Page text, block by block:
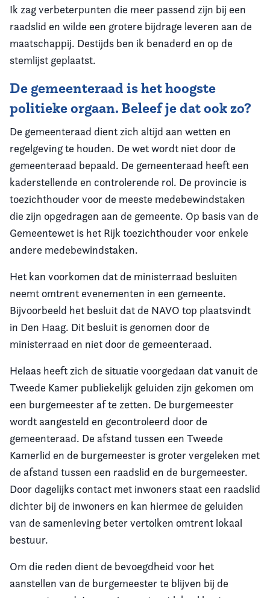
Ik zag verbeterpunten die meer passend zijn bij een
raadslid en wilde een grotere bijdrage leveren aan de
maatschappij. Destijds ben ik benaderd en op de
stemlijst geplaatst.
De gemeenteraad is het hoogste
politieke orgaan. Beleef je dat ook zo?
De gemeenteraad dient zich altijd aan wetten en
regelgeving te houden. De wet wordt niet door de
gemeenteraad bepaald. De gemeenteraad heeft een
kaderstellende en controlerende rol. De provincie is
toezichthouder voor de meeste medebewindstaken
die zijn opgedragen aan de gemeente. Op basis van de
Gemeentewet is het Rijk toezichthouder voor enkele
andere medebewindstaken.
Het kan voorkomen dat de ministerraad besluiten
neemt omtrent evenementen in een gemeente.
Bijvoorbeeld het besluit dat de NAVO top plaatsvindt
in Den Haag. Dit besluit is genomen door de
ministerraad en niet door de gemeenteraad.
Helaas heeft zich de situatie voorgedaan dat vanuit de
Tweede Kamer publiekelijk geluiden zijn gekomen om
een burgemeester af te zetten. De burgemeester
wordt aangesteld en gecontroleerd door de
gemeenteraad. De afstand tussen een Tweede
Kamerlid en de burgemeester is groter vergeleken met
de afstand tussen een raadslid en de burgemeester.
Door dagelijks contact met inwoners staat een raadslid
dichter bij de inwoners en kan hiermee de geluiden
van de samenleving beter vertolken omtrent lokaal
bestuur.
Om die reden dient de bevoegdheid voor het
aanstellen van de burgemeester te blijven bij de